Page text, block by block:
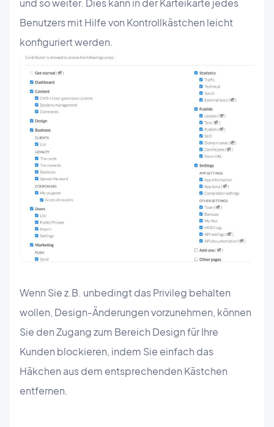
Benutzers mit Hilfe von Kontrollkästchen leicht
konfiguriert werden.
Wenn Sie z.B. unbedingt das Privileg behalten
wollen, Design-Änderungen vorzunehmen, können
Sie den Zugang zum Bereich Design für Ihre
Kunden blockieren, indem Sie einfach das
Häkchen aus dem entsprechenden Kästchen
entfernen.